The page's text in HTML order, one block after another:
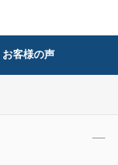
お客様の声